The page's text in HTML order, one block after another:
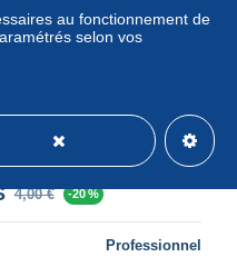
with the Etisalat Tower -
- Philatélie Timbre neuf
4,00 € -20 %
Professionnel
au fonctionnement de
selon vos